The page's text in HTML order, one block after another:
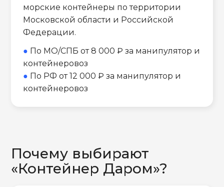
морские контейнеры по территории
Московской области и Российской
Федерации.
● По МО/СПБ от 8 000 ₽ за манипулятор и
контейнеровоз
● По РФ от 12 000 ₽ за манипулятор и
контейнеровоз
Почему выбирают
«Контейнер Даром»?